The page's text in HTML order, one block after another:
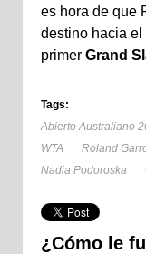
es hora de que
destino hacia el
primer Grand
Tags:
Abierto Australiano
WTA
Roland
Nadia Podoroska
¿Cómo le